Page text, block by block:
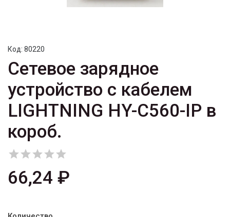
Код: 80220
Сетевое зарядное
устройство с кабелем
LIGHTNING HY-C560-IP в
короб.

66,24 ₽